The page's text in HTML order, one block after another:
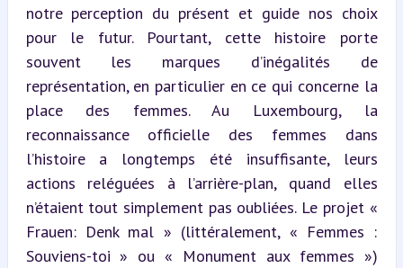
notre perception du présent et guide nos choix
pour le futur. Pourtant, cette histoire porte
souvent les marques d’inégalités de
représentation, en particulier en ce qui concerne la
place des femmes. Au Luxembourg, la
reconnaissance officielle des femmes dans
l’histoire a longtemps été insuffisante, leurs
actions reléguées à l’arrière-plan, quand elles
n’étaient tout simplement pas oubliées. Le projet «
Frauen: Denk mal » (littéralement, « Femmes :
Souviens-toi » ou « Monument aux femmes »)